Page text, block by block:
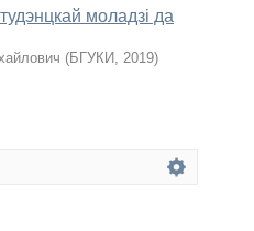
моладзі да
(БГУКИ, 2019)